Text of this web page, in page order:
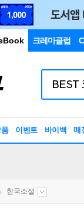
크레마클럽
이벤트 바이백 매
한국소설